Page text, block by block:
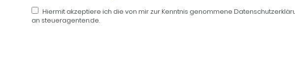
an steueragenten.de.